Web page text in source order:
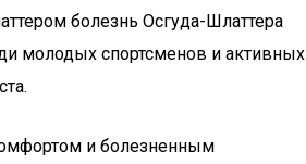
болезнь Осгуда-Шлаттера
молодых спортсменов и активных
и болезненным